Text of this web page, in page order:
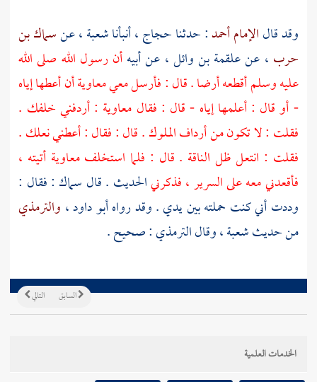
وقد قالالإمام أحمد: حدثناحجاج، أنبأناشعبة، عنسماك بن
حرب ، عنعلقمة بن وائل، عن أبيهأن رسول الله صلى الله
عليه وسلم أقطعه أرضا . قال : فأرسل معيمعاويةأن أعطها إياه
- أو قال : أعلمها إياه - قال : فقال معاوية :أردفني خلفك .
فقلت : لا تكون من أرداف الملوك . قال : فقال : أعطني نعلك .
فقلت : انتعل ظل الناقة . قال : فلما استخلفمعاويةأتيته ،
فأقعدني معه على السرير ، فذكرنيالحديث . قال سماك : فقال :
وددت أني كنت حملته بين يدي . وقد رواهأبو داود، والترمذي
من حديثشعبة، وقالالترمذي: صحيح .
التالي السابق
الخدمات العلمية